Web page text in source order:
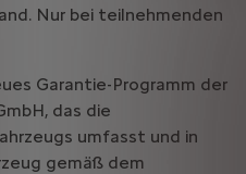
Nur bei teilnehmenden
Garantie-Programm der
das die
umfasst und in
gemäß dem